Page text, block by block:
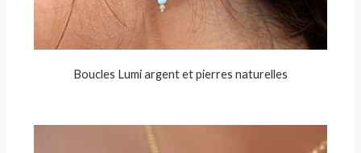
Boucles Lumi argent et pierres naturelles